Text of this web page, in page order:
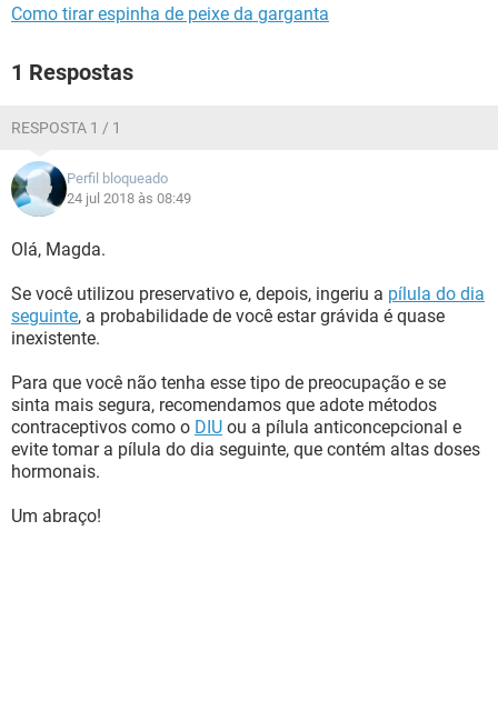
Como tirar espinha de peixe da garganta
1 Respostas
RESPOSTA 1 / 1
Perfil bloqueado
24 jul 2018 às 08:49
Olá, Magda.
Se você utilizou preservativo e, depois, ingeriu a pílula do dia
seguinte, a probabilidade de você estar grávida é quase
inexistente.
Para que você não tenha esse tipo de preocupação e se
sinta mais segura, recomendamos que adote métodos
contraceptivos como o DIU ou a pílula anticoncepcional e
evite tomar a pílula do dia seguinte, que contém altas doses
hormonais.
Um abraço!